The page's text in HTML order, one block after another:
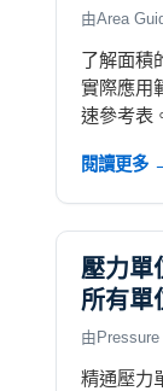
由Area
了解面積
實際應用
速參考表
閱讀更多
壓力單
所有單
由
精通壓力